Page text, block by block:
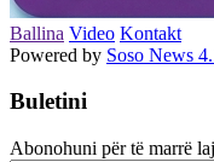
Ballina Video Kontakt
Powered by Soso News
Buletini
Abonohuni për të marrë